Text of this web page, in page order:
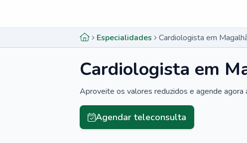
Especialidades Cardiologista em
Cardiologista em
Aproveite os valores reduzidos e agende agora
Agendar teleconsulta